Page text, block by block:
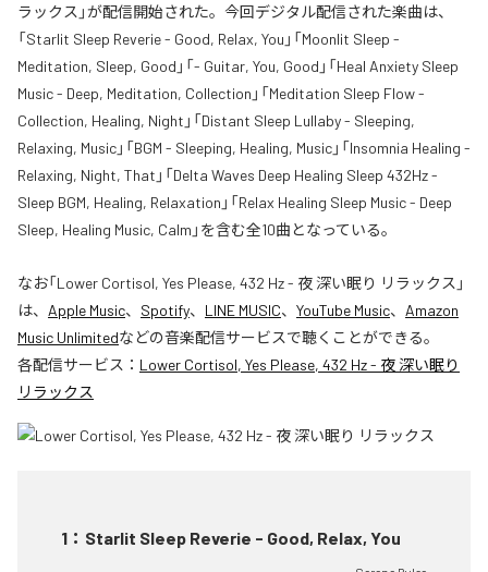
ラックス」が配信開始された。今回デジタル配信された楽曲は、
「Starlit Sleep Reverie - Good, Relax, You」「Moonlit Sleep -
Meditation, Sleep, Good」「- Guitar, You, Good」「Heal Anxiety Sleep
Music - Deep, Meditation, Collection」「Meditation Sleep Flow -
Collection, Healing, Night」「Distant Sleep Lullaby - Sleeping,
Relaxing, Music」「BGM - Sleeping, Healing, Music」「Insomnia Healing -
Relaxing, Night, That」「Delta Waves Deep Healing Sleep 432Hz -
Sleep BGM, Healing, Relaxation」「Relax Healing Sleep Music - Deep
Sleep, Healing Music, Calm」を含む全10曲となっている。
なお「Lower Cortisol, Yes Please, 432 Hz - 夜 深い眠り リラックス 」
は、 Apple Music、 Spotify、 LINE MUSIC、 YouTube Music、 Amazon
Music Unlimitedなどの音楽配信サービスで聴くことができる。
各配信サービス： Lower Cortisol, Yes Please, 432 Hz - 夜 深い眠り
リラックス
1 ： Starlit Sleep Reverie - Good, Relax, You